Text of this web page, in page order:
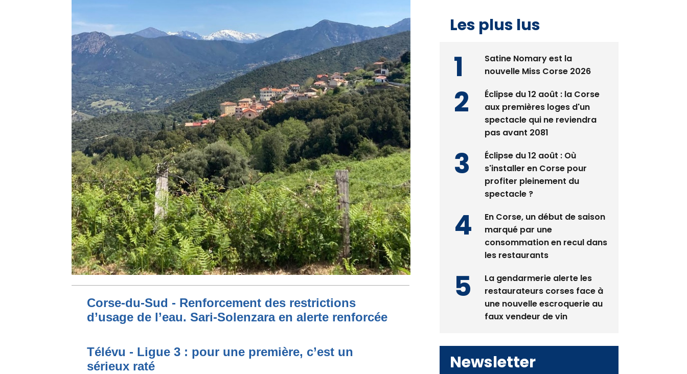
Corse-du-Sud - Renforcement des restrictions
d’usage de l’eau. Sari-Solenzara en alerte renforcée
Télévu - Ligue 3 : pour une première, c’est un
sérieux raté
nouvelle Miss Corse 2026
Éclipse du 12 août : la Corse
aux premières loges d'un
pas avant 2081
Éclipse du 12 août : Où
s'installer en Corse pour
spectacle ?
En Corse, un début de saison
marqué par une
les restaurants
La gendarmerie alerte les
restaurateurs corses face à